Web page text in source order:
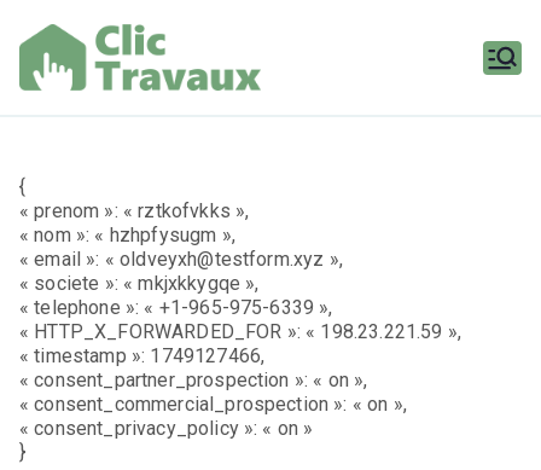
contenu
{
« prenom »: « rztkofvkks »,
« nom »: « hzhpfysugm »,
« email »: « oldveyxh@testform.xyz »,
« societe »: « mkjxkkygqe »,
« telephone »: « +1-965-975-6339 »,
« HTTP_X_FORWARDED_FOR »: « 198.23.221.59 »,
« timestamp »: 1749127466,
« consent_partner_prospection »: « on »,
« consent_commercial_prospection »: « on »,
« consent_privacy_policy »: « on »
}